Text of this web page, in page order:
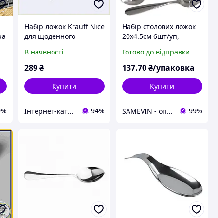
Набір ложок Krauff Nice
для щоденного
8819PT482
В наявності
289 ₴
Купити
Інтернет-каталог знижок "MODNO" 94%
Набір столових ложок
20х4.5см 6шт/уп,
Готово до відправки
137.70₴/упаковка
Купити
SAMEVIN - оптово-роздрібний інтернет-магазин 99%